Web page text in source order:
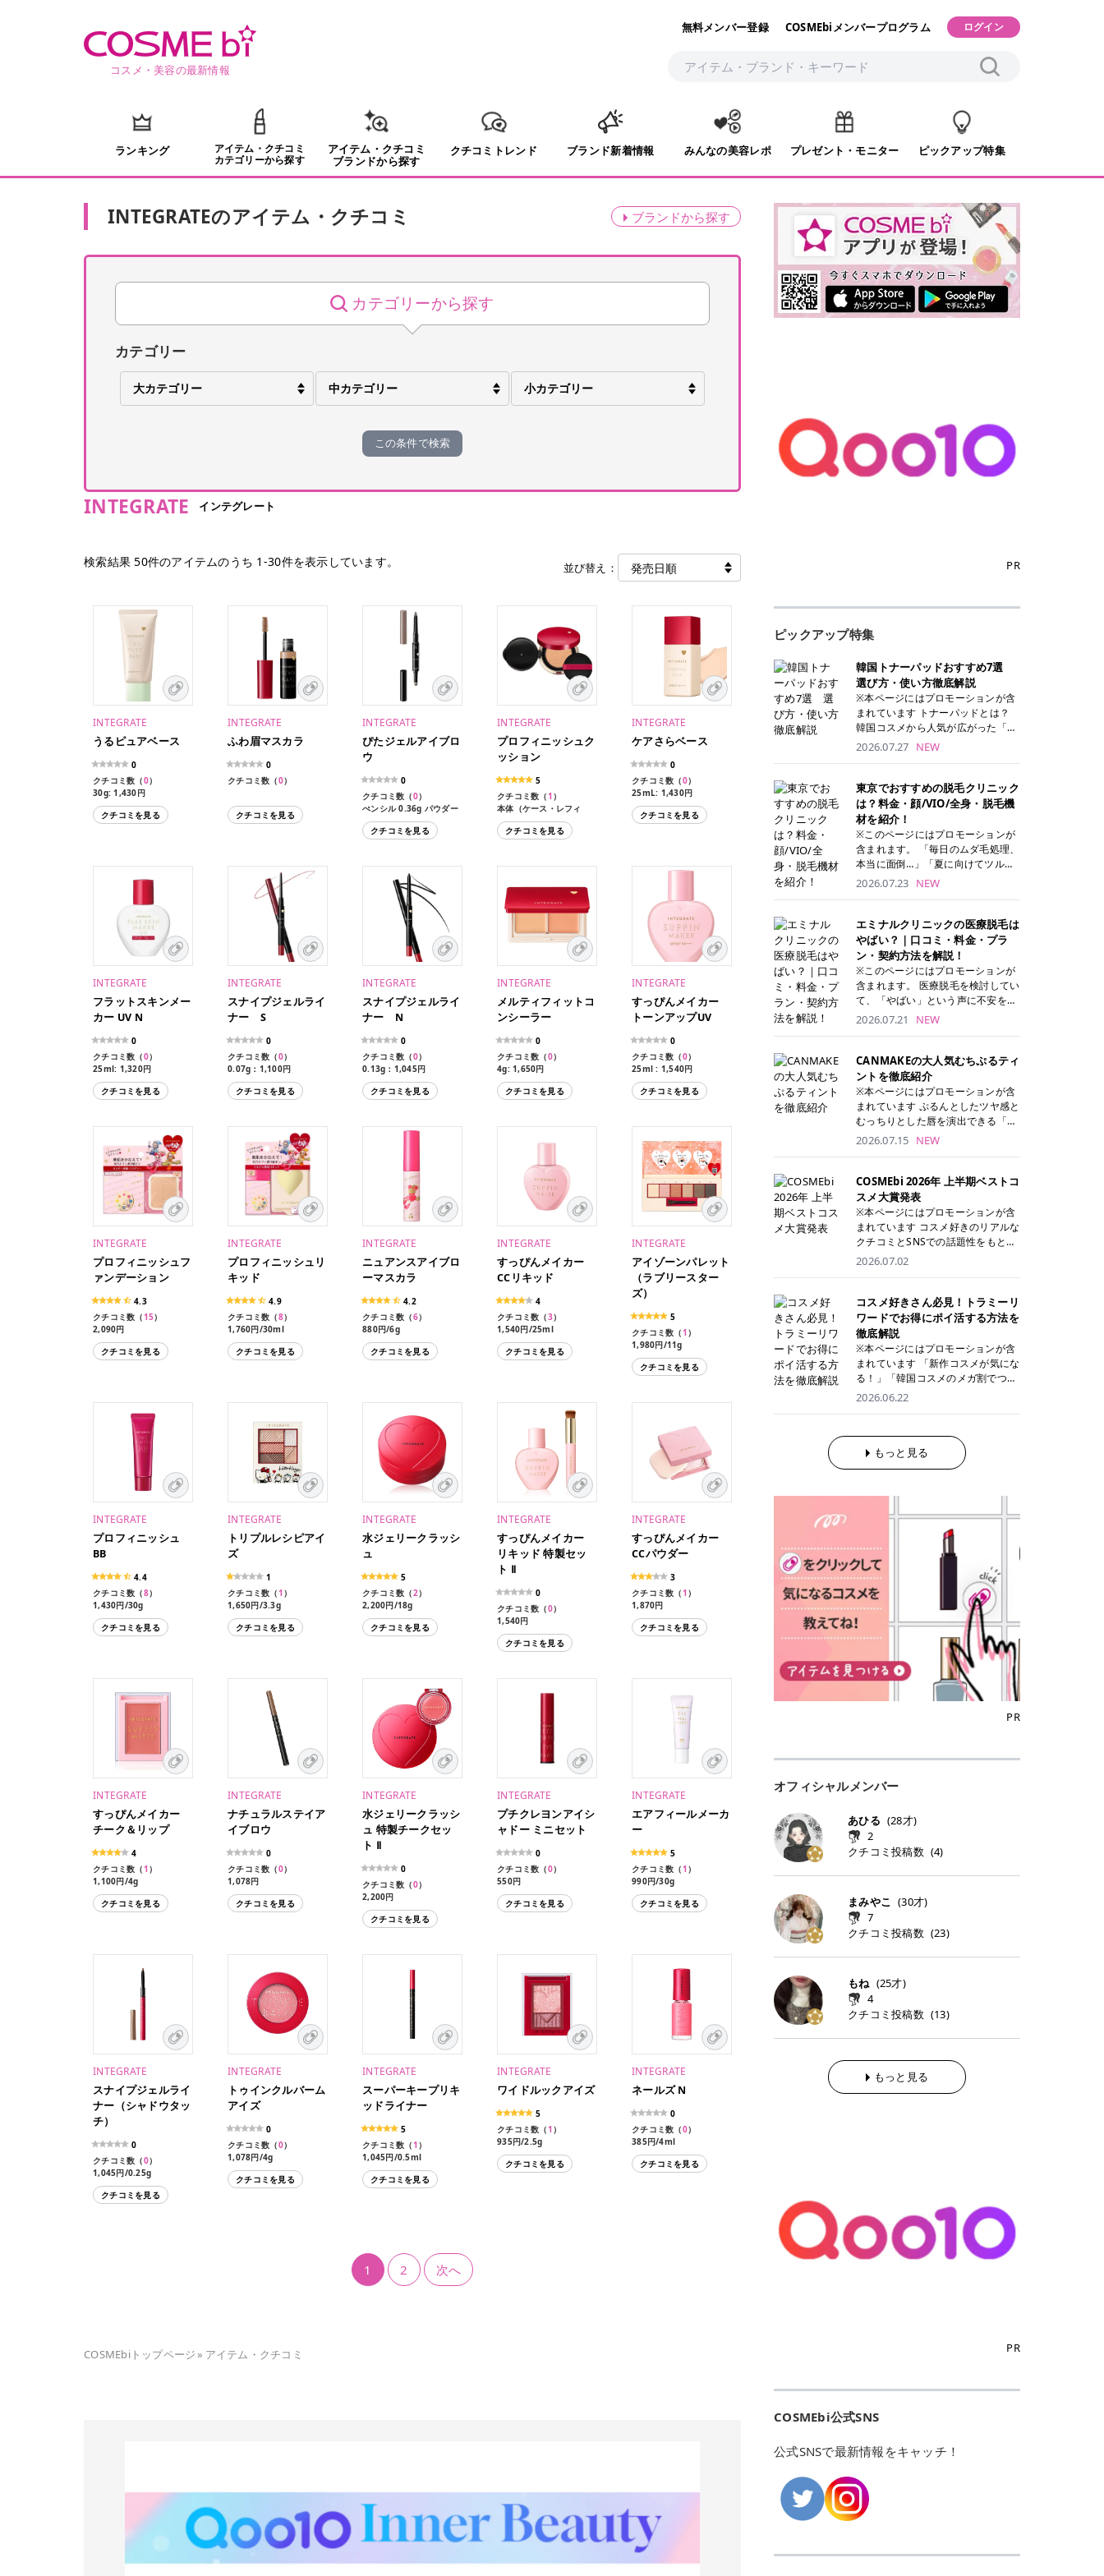
コスメ・美容の最新情報
無料メンバー登録 COSMEbiメンバープログラム ログイン
ランキング
アイテム・クチコミ
カテゴリーから探す
アイテム・クチコミ
ブランドから探す
クチコミトレンド ブランド新着情報 みんなの美容レポ プレゼント・モニター ピックアップ特集
INTEGRATEのアイテム・クチコミ ブランドから探す
カテゴリーから探す
カテゴリー
この条件で検索
INTEGRATE インテグレート
検索結果50件のアイテムのうち 1 -30件を表示しています。 並び替え：
INTEGRATE
うるピュアベース
0
クチコミ数（0）
30g: 1,430円
クチコミを見る
INTEGRATE
ふわ眉マスカラ
0
クチコミ数（0）
クチコミを見る
INTEGRATE
ぴたジェルアイブロ
ウ
0
クチコミ数（0）
ぺンシル 0.36g パウダー
0.4g: 1,320円
クチコミを見る
INTEGRATE
プロフィニッシュク
ッション
5
クチコミ数（1 ）
本体（ケース・レフィ
ル・パフ付き）12g:
2,970円
クチコミを見る
INTEGRATE
ケアさらベース
0
クチコミ数（0）
25mL: 1,430円
クチコミを見る
INTEGRATE
フラットスキンメー
カー UV N
0
クチコミ数（0）
25ml: 1,320円
クチコミを見る
INTEGRATE
スナイプジェルライ
ナー S
0
クチコミ数（0）
0.07g：1,100円
カートリッジ: 990円
クチコミを見る
INTEGRATE
スナイプジェルライ
ナー N
0
クチコミ数（0）
0.13g：1,045円
カートリッジ: 935円
クチコミを見る
INTEGRATE
メルティフィットコ
ンシーラー
0
クチコミ数（0）
4g: 1,650円
クチコミを見る
INTEGRATE
すっぴんメイカー
トーンアップUV
0
クチコミ数（0）
25ml : 1,540円
クチコミを見る
INTEGRATE
プロフィニッシュフ
ァンデーション
4.3
クチコミ数（15）
2,090円
1,430円/10g（レフィ
ル・スポンジ付き）
クチコミを見る
INTEGRATE
プロフィニッシュリ
キッド
4.9
クチコミ数（8）
1,760円/30ml
1,760円/30ml（おしろい
SPF15 PA+ つき数量限定
クチコミを見る
INTEGRATE
ニュアンスアイブロ
ーマスカラ
4.2
クチコミ数（6）
880円/6g
880円/6g（限定デザイ
ン）クチコミを見る
INTEGRATE
すっぴんメイカー
CCリキッド
4
クチコミ数（3）
1,540円/25ml
1,540円（限定）
クチコミを見る
INTEGRATE
アイゾーンパレット
（ラブリースター
ズ）
5
クチコミ数（1 ）
1,980円/11g
クチコミを見る
INTEGRATE
プロフィニッシュ
BB
4.4
クチコミ数（8）
1,430円/30g
クチコミを見る
INTEGRATE
トリプルレシピアイ
ズ
1
クチコミ数（1 ）
1,650円/3.3g
クチコミを見る
INTEGRATE
水ジェリークラッシ
ュ
5
クチコミ数（2）
2,200円/18g
440円（パフ）
クチコミを見る
INTEGRATE
すっぴんメイカー
リキッド 特製セッ
ト Ⅱ
0
クチコミ数（0）
1,540円
クチコミを見る
INTEGRATE
すっぴんメイカー
CCパウダー
3
クチコミ数（1 ）
1,870円
1,210円/10g（レフィ
ル）クチコミを見る
INTEGRATE
すっぴんメイカー
チーク＆リップ
4
クチコミ数（1 ）
1,100円/4g
クチコミを見る
INTEGRATE
ナチュラルステイア
イブロウ
0
クチコミ数（0）
1,078円
クチコミを見る
INTEGRATE
水ジェリークラッシ
ュ 特製チークセッ
ト Ⅱ
0
クチコミ数（0）
2,200円
クチコミを見る
INTEGRATE
プチクレヨンアイシ
ャドー ミニセット
0
クチコミ数（0）
550円
クチコミを見る
INTEGRATE
エアフィールメーカ
ー
5
クチコミ数（1 ）
990円/30g
クチコミを見る
INTEGRATE
スナイプジェルライ
ナー（シャドウタッ
チ）
0
クチコミ数（0）
1,045円/0.25g
クチコミを見る
INTEGRATE
トゥインクルバーム
アイズ
0
クチコミ数（0）
1,078円/4g
クチコミを見る
INTEGRATE
スーパーキープリキ
ッドライナー
5
クチコミ数（1 ）
1,045円/0.5ml
クチコミを見る
INTEGRATE
ワイドルックアイズ
5
クチコミ数（1 ）
935円/2.5g
クチコミを見る
INTEGRATE
ネールズ N
0
クチコミ数（0）
385円/4ml
クチコミを見る
1 2 次へ
COSMEbiトップページ» アイテム・クチコミ
PR
ピックアップ特集
韓国トナーパッドおすすめ7選
選び方・使い方徹底解説
※本ページにはプロモーションが含
まれています トナーパッドとは？
韓国コスメから人気が広がった「ト
ナーパッド」は、化粧水や美容液を
トナーパッドは洗顔後に肌をやさし
く拭き取ることで、古い角質や余分
な皮脂汚れをオフしながら、うるお
いを与えられるのが特徴✨ さらに、
気になる部分には数分のせて部分用
パックとしても使用できるため、1
両方を叶えられます。 韓国コスメブ
ランドを中心に人気を集めていまし
たが、現在では日本でも定番のスキ
ンケアアイテムとして幅広い世代に
愛用されています。 トナーパッドの
特徴 トナーパッドと拭き取り化粧水
の違い 「トナーパッド」と「拭き取
り化粧水」はどちらも洗顔後に使用
するスキンケアアイテムですが、使
い方や特徴に違いがあります。 トナ
ーパッドは、化粧水があらかじめパ
ッドに含まれているため、コットン
を用意する手間がなく、忙しい朝で
もサッと使えるのが魅力です。 ま
た、保湿成分を豊富に配合した商品
が多く、拭き取り後にそのまま部分
用パックとして使えるトナーパッド
も増えています。 一方、拭き取り化
粧水は液体タイプのため、コットン
整しやすく、お気に入りの化粧水を
使いたい方やコストを抑えて続けた
い方にもおすすめです。 トナーパッ
ドのメリット トナーパッドは、角質
ケア・保湿ケア・部分用パックまで
1枚で行える便利なスキンケアアイ
テムです。 ここでは、トナーパッド
す。 古い角質や皮脂汚れをやさしく
オフ トナーパッドを使用すること
で、洗顔だけでは落としきれない古
い角質や余分な皮脂汚れをやさしく
拭き取り、なめらかな肌へ整えま
す。 保湿ケアまで1枚でできる 保湿
成分を配合したトナーパッドなら、
ケアにもぴったりです。 部分パック
としても使える 多くのトナーパッド
は、乾燥が気になる頬や額、小鼻な
アとしても活用できます。 トナーパ
ッドの選び方 トナーパッドは、配合
成分やパッドの素材によって特徴が
異なります。 自分の肌悩みや理想の
仕上がりに合わせて選ぶことで、毎
日のスキンケアに取り入れやすくな
ります。 肌悩みに合わせて選ぶ パ
ッドの素材で選ぶ トナーパッドの使
い方 洗顔後すぐの清潔な肌に使用し
ます。 STEP1 エンボス面（凹凸
面）で顔全体をやさしく拭き取りま
す。 特に小鼻・あご・額など皮脂や
古い角質が気になる部分は丁寧にな
じませましょう。 STEP2 パッドを
裏返し、フラット面で顔全体をやさ
しく押さえながら化粧水をなじませ
キンケアを行います。 乾燥が気にな
パックとして使用するのもおすすめ
こからは、保湿ケアや肌荒れケア、
毛穴ケアなど目的別におすすめのト
ナーパッドをご紹介します。 毎日使
ャルケアにぴったりなトナーパッド
まで厳選しました。 1. MEDICUBE
PDRNピンクコラーゲンゲルトナー
パッド 「うるおいとハリ感をサポー
トし、なめらかな肌へ導く高密着ゲ
ルパッド」 PDRNやコラーゲン成分
る肌をしっとり整えるゲルタイプの
トナーパッド。密着力が高く、スキ
ンケアの土台ケアとして取り入れや
見るQoo10での購入はこちら 2. BIO
DANCE コラーゲンゲルトナーパッ
ド 「うるおいを与えながら肌をやわ
らかく整える保湿ケアパッド」 ゲル
「ゆらぎやすい肌をすこやかに整え
るカーミングケアパッド」 ツボクサ
エキス（保湿成分）配合で、肌荒れ
や赤みが気になる肌をやさしく整え
テンを含むにんじん由来成分で、乾
るQoo10での購入はこちら 5. ANU
グパッド 「うるおいを与えながら肌
のキメを整えるバランスケアパッ
で、肌にうるおいを与えながらキメ
を整え、すこやかな肌状態へ導くデ
イリーケアアイテムです。 *1 チャ
MEDIHEAL PDRNリフティングパッ
2026.07.27 NEW
東京でおすすめの脱毛クリニック
は？料金・顔/VIO/全身・脱毛機
材を紹介！
※このページにはプロモーションが
含まれます。 「毎日のムダ毛処理、
本当に面倒…」「夏に向けてツルツ
ル肌になりたい！」 そう思って東京
べばいいの？と迷ってしまいますよ
ね。 この記事では、医療脱毛の基本
から、東京で特に通いやすいフレイ
アクリニック・レジーナクリニッ
ク・エミナルクリニック・リゼクリ
ニックの4院について、分かりやす
リニックを見つけて、面倒な自己処
理から卒業しちゃいましょう♪ クリ
ニック 全身＋VIO 全身＋VIO＋顔 特
徴 脱毛器 詳細 フレイアクリニック
52,800円(税込)/5回 94,600円(税
込)/5回 肌への負担に配慮しなが
ら、コストパフォーマンスも重視し
たい方に！ メディオスターモノリス
メディオスターNeXT PRO 公式サイ
ト> レジーナクリニック 52,800円
(税込)/5回 99,000円(税込)/5回 ジェ
ントルシリーズを選べるため、脱毛
機にこだわりたい方におすすめ！ ジ
ェントルマックスプロ ジェントルマ
ックスプロプラス ジェントルレーズ
プロ ソプラノチタニウム 公式サイ
ト> エミナルクリニック 49,500円
(税込)/6回 93,500円(税込)/6回 エミ
定！月々払いも安くて通いやすい ク
リスタルプロ 公式サイト> リゼクリ
ニック 109,800円(税込)/5回 144,80
0円(税込)/5回 毛質に合わせて脱毛
機を選択可能！有効期限も5年と長
くマイペースに通いやすい ラシャ
メディオスターNeXT PRO ジェント
ルYAGプロ 公式サイト> ｜そもそも
うの？ 脱毛を考えたときに、まず悩
むのが「医療脱毛とエステ脱毛、ど
っちがいいの？」ということではな
するまでの期間や必要な施術回数が
大きな違いとして挙げられます！ 医
療脱毛は、医療機関（クリニックや
皮膚科など）だけで扱える高出力の
レーザーを使って、発毛組織にアプ
ローチする施術といわれています。
そのため、少ない回数で永久脱毛
（※）を目指すことができます。
（※永久脱毛とは一生毛が1本も生
えてこないという意味ではなく、ア
メリカの基準に基づき「長期間にわ
たって毛量が明らかに減少している
状態が維持されること」を指しま
のがメリットですが、毛根を破壊す
ます。 なお、医療脱毛は保険がきか
ない自由診療なので、クリニックに
います。だからこそ、しっかり比較
して選ぶことが大切なのです。 医療
脱毛の「熱破壊式」と「蓄熱式」と
式」の2種類があり、それぞれ得意
な毛質が違います。 * 熱破壊式 高
出力のレーザーをバチッ！と当て
て、毛根の発毛組織に向けてレーザ
ーを照射します。ワキやVIOのよう
す！その分、輪ゴムで弾かれたよう
な強い痛みを感じやすい傾向があり
ます。 * 蓄熱式 低出力のレーザー
わじわ熱を伝える方式です。急激な
熱さを感じにくく、痛みや肌への負
担を抑えやすいのが嬉しいポイン
こからは、東京で人気のフレイアク
リニック・レジーナクリニック・エ
ミナルクリニック・リゼクリニック
の4院について、おすすめのポイン
ンケート 対象期間：2024/12/11～2
谷、銀座など7院があり、どこも駅
21時まで開いているので、お仕事や
です。 ♡クイックプラン 時間をか
けてしっかり脱毛。割引制度や保証
サービスは充実！ 全身＋VIO 52,80
0円(税込) 5回コース 所要時間が60
分で完了 全身＋VIO＋顔 94,600円
(税込) 5回コース 36箇所の脱毛が可
2026.07.23 NEW
エミナルクリニックの医療脱毛は
やばい？｜口コミ・料金・プラ
ン・契約方法を解説！
※このページにはプロモーションが
含まれます。 医療脱毛を検討してい
て、「やばい」という声に不安を抱
える方も多いのではないでしょう
体系をはじめ、学生や友人同士でお
得になる割引キャンペーン、無料カ
ウンセリングから施術までの具体的
なステップを分かりやすく解説しま
す。 これから手軽に全身医療脱毛を
後までチェックして、ご自身にぴっ
ください！ クリニック 全身＋VIO
全身＋VIO＋顔 特徴 脱毛器 詳細 フ
レイアクリニック 52,800円(税込)/5
回 94,600円(税込)/5回 肌への負担
に配慮しながら、コストパフォーマ
ンスも重視したい方に！ メディオス
ターモノリス メディオスターNeXT
PRO 公式サイト> レジーナクリニッ
ク 52,800円(税込)/5回 99,000円(税
込)/5回 ジェントルシリーズを選べ
るため、脱毛機にこだわりたい方に
おすすめ！ ジェントルマックスプロ
ジェントルマックスプロプラス ジェ
ントルレーズプロ ソプラノチタニウ
ム 公式サイト> エミナルクリニック
49,500円(税込)/6回 93,500円(税
込)/6回 エミナルクリニックの始め
通いやすい クリスタルプロ 公式サ
イト> リゼクリニック 109,800円(税
込)/5回 144,800円(税込)/5回 毛質に
すい ラシャ メディオスターNeXT P
RO ジェントルYAGプロ 公式サイト
> ※医療脱毛は自由診療です。治療
には赤み、痒み、火傷、毛嚢炎、一
時的な硬毛化などのリスクが伴いま
す。 目次▼ 1. エミナルクリニック
の魅力とは？選ばれる3つの特徴 ・
最短6か月からの脱毛プランが選べ
る！ ・全国60院以上＆21時まで営
業！ ・痛みに配慮した医療脱毛器の
導入と肌トラブル対応 2. エミナル
クリニックの口コミ・評判 3. エミ
ナルクリニックの全身脱毛料金プラ
・追加費用がかからないシステム ・
リニックのお得な割引・キャンペー
で割引 ・ペア限定プラン｜家族や友
人と一緒にスタートできる ・他社か
らの「のりかえ」や「お友だち紹
介」も！ 6. 予約から脱毛施術まで
のステップ ・無料カウンセリングの
ち物 ・医師の問診とプラン提案 ・
施術当日の流れと次回予約の取り方
7. 店舗一覧と美容医療メニュー ・
の店舗一覧 ・脱毛だけじゃない！美
容医療メニュー 8. まとめ ｜エミナ
ルクリニックの魅力とは？選ばれる
3つの特徴 ※1 開業2019年3月20日
～2026年6月30日時点(医療脱毛、
ハイフ、ダーマペン、美容点滴、医
りたいけど、痛いのはイヤだし、通
う時間もない…」医療脱毛にそんな
ハードルを感じていませんか？エミ
カリしたくありませんよね。エミナ
ルクリニックなら、最短1ヶ月ペー
スで通えるため、最短6ヶ月の全身
脱毛プランを選ぶことができます！
ルは強い味方。北海道から沖縄まで
こも駅チカの好立地なんです。しか
い毎日でも無理なく予定に組み込め
なります）。 そして嬉しいのが、施
術室がカーテン仕切りではなくドア
付きの完全個室になっていること！
女性専用のプライベート空間なの
して施術を受けられます。 痛みに配
2026.07.21 NEW
CANMAKEの大人気むちぷるティ
ントを徹底紹介
※本ページにはプロモーションが含
まれています ぷるんとしたツヤ感と
むっちりとした唇を演出できる「C
ANMAKE（キャンメイク）むちぷる
湿ケアも叶えられることから、SNS
でも話題の人気リップです。 「自分
にはどのカラーが似合う？」「イエ
ベ・ブルベ別のおすすめは？」と気
になっている方も多いのではないで
とともにご紹介！それぞれの色味や
なメイクに合うのかまで詳しく解説
します✨ ※メイクアップ効果による
CANMAKE むちぷるティントとは？
CANMAKE むちぷるティントは、テ
ィント・プランパー・保湿ケアを1
本で叶えるリップです。 するすると
塗れるなめらかなテクスチャーで、
縦ジワをカバーしながら、むっちり
としたツヤのある唇を演出します。
るため、乾燥しにくくデイリー使い
にもぴったり！ アイテム詳細を見る
ような血色感を演出するヌーディー
ピンク。 黄みと青みのバランスが良
く、自然になじむコーラル系カラー
です。 自然な血色感をプラスしてく
れるので、ナチュラルメイクとの相
性抜群。 可愛らしく、多幸感のある
印象に仕上がります。 ワインベリー
｜気品をまとうローズレッド 深みの
ある青みレッド。 大人っぽく華やか
な印象を与えるベリーカラーです。
ひと塗りで顔全体が華やかになり、
リップを主役にしたメイクが完成。
クールで上品な雰囲気を演出できま
ニュートラルな発色で、肌色を選び
落ち着いた印象に仕上がり、オン・
いめメイクにもカジュアルメイクに
もマッチします。 ラズベリーケーキ
｜甘く可愛いモーヴピンク 鮮やかな
青みを感じるラズベリーピンク。 フ
ェミニンな雰囲気を演出できる可愛
てながら、甘さのある印象に。 韓国
メイクやピンクメイクとも相性抜群
です。 フルーツオレ｜ピュア感あふ
くふんわり発色し、粘膜リップのよ
うな仕上がりになります。 柔らかく
可愛らしい印象になり、毎日使いた
くなるナチュラルカラー。 スクール
メイクやオフィスメイクにもおすす
ン｜上品なピンクベージュ 黄みを抑
えたクリーミーなピンクベージュ。
ほんのり青みを感じる絶妙なカラー
ント おすすめパーソナルカラー 02
モモ イエベ春・ブルベ夏 03 ワイン
ベリー ブルベ冬 05 フィグピューレ
ブルベ夏・イエベ春 06 ラズベリー
チュラルメイクなら「02 モモ」 自
トロベリーボンボン」 上品で落ち着
やすい万能カラーなら「05 フィグ
気カラーです。 韓国メイク・透明感
青みピンクが透明感を引き立てま
す。 イエベ春なら「07 フルーツオ
レ」 やわらかく可愛らしい印象に仕
ント処方のため、塗布後は色が定着
2026.07.15 NEW
COSMEbi 2026年 上半期ベストコ
スメ大賞発表
※本ページにはプロモーションが含
まれています コスメ好きのリアルな
クチコミとSNSでの話題性をもとに
選出された、COSMEbi 2026年上半
た名品たちを、カテゴリ別にご紹介
します。 本記事では、2025年11月
～2026年4月までの半年間におい
て、COSMEbi内でのクチコミとSN
Sでの話題性を元に選出されたコス
メやスキンケアなどの化粧品を「総
国コスメ」に分けて1位～3位までを
ランキング形式で発表！ 2026年上
半期 総合大賞 AMUSE（アミュー
ズ）「 ジェルフィットグロス」 👑
「ジェルフィットグロス」の特徴 唇
ーグロスが広がり、ふっくらボリュ
フティングしたような、新しいリッ
プティンググロス💄 実際に使用した
方のクチコミ > 5 > プルプル > 唇に
塗るPDRNグロス > > AMUSE ジェ
ルフィットグロス > > ぷっくりツヤ
ツヤだけどベタっとした感じはなく
て使いやすいですね。プランピング
効果で少しスーッとします。ここは
好き嫌いがあるかもしれませんが慣
チップは片面がツルツル、片面がモ
ケモケになってます。 > > 桜グロス
【日本限定色】：上品なピンクベー
も上品で使いやすい色ですね。すも
いるので華やかそうに見えるけど、
> > スキンケア成分が配合されてい
て保湿もしっかりしてくれます。最
近、乾燥していた唇がプルンと見え
アイテム詳細を見るQoo10でのご購
柳屋（ヤナギヤ）「柳屋 あんず
油」 👑「柳屋 あんず油」の特徴 1
00％植物由来の「柳屋 あんず油」
だけでなく、ボディケア・ネイルケ
アなど幅広く保湿ケア。 実際に使用
した方のクチコミ > 5 > 1本あると
> ──────────── > > 100%植
でいてパサついているので > オイル
は必需品です > > 少しとろみがある
> あんずのほのかに甘い香りがしま
すが > 強くないのでいつでも使える
印象です > > 1本持っていると髪だ
けではなくボディやネイルケアにも
ある目もとをかなえる、フォルム整
ばゆく発色し、光の効果で目もとが
使用した方のクチコミ > 5 > 鮮やか
る目もとを作れるアイシャドウ♡ >
パウダータイプなのに粉っぽさがな
くぴたっと密着♡発色が良くて煌め
体感を出せます✨ > > カラーの名前
2026.07.02
コスメ好きさん必見！トラミーリ
ワードでお得にポイ活する方法を
徹底解説
※本ページにはプロモーションが含
まれています 「新作コスメが気にな
る！」「韓国コスメのメガ割でつい
買いすぎてしまう……」 そんな美容
を少し工夫するだけでポイントを貯
められるため、コスメやスキンケア
にかかる費用を少しでも抑えたい方
も、＠cosmeも、いつものコスメ購
入を“ちょっとお得”に変えられるの
が、トラミーリワードです✨ 今回
は、トラミーリワードの特徴や活用
方法、美容好きさんにおすすめな理
由を詳しくご紹介します！ トラミー
リワードとは？ 「トラミーリワー
ド」は、東証グロース上場企業であ
る株式会社アイズが運営する、安
心・安全なポイントサイト機能で
す。 トラミーリワードは、トラミー
会員向けのポイントサービスです。
対象ショップやサービスを利用する
ことでポイントを獲得でき、貯まっ
たポイントはAmazonギフト券やド
ットマネーなどに交換できます。 普
イ活初心者でも始めやすいのが魅力
段よく使っているコスメ通販サイト
けでポイントが貯まるのが大きな魅
力です✨ 例えば、、、 ・メガ割の
タイミングで利用することが多いQ
＠cosme ・韓国コスメをチェック
する際によく見るOLIVE YOUNG GL
OBAL など、すでに使い慣れている
サイトが対象になっている場合も多
く、お買い物の内容や流れを変える
必要はありません。 「どうせ買う予
ドを経由するだけで、ポイントも一
緒に受け取れる、そんな手軽さがあ
ります✨ またトラミーリワードに
・1ポイント＝1円でわかりやすい
・選べるe-GIFT・Amazonギフト
券・ドットマネーなどに交換できる
・トラミー会員なら無料で利用でき
ビッグセール「メガ割」では、20%
OFFクーポンなどを使って、SNSで
バズっている美容液やパック、限定
の豪華キットをどこよりもお得にゲ
は、2,000万件を超える圧倒的なボ
能にあります。 自分の年齢や肌質
（乾燥肌・敏感肌など）、あるいは
に合わせてクチコミを絞り込めるた
め、自分に本当に合うコスメを失敗
せずに見つけられる美容の羅針盤と
スメアワード（ベスコス）」は、日
2026.06.22
もっと見る
PR
オフィシャルメンバー
あひる (28才)
2
クチコミ投稿数 (4)
まみやこ (30才)
7
クチコミ投稿数 (23)
もね (25才)
4
クチコミ投稿数 (13)
もっと見る
PR
COSMEbi公式SNS
公式SNSで最新情報をキャッチ！